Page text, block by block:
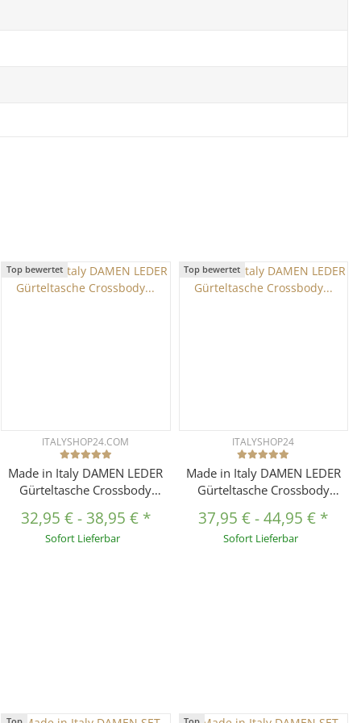
Top bewertet
ITALYSHOP24.COM
Made in Italy DAMEN LEDER
Gürteltasche Crossbody
Umhängetasche Brusttasche
CrossOver Bodybag
32,95 €-38,95 € *
Sofort Lieferbar
Top bewertet
ITALYSHOP24
Made in Italy DAMEN LEDER
Gürteltasche Crossbody
Hüfttasche Kunstfell
Umhängetasche Brusttasche
37,95 €-44,95 € *
Sofort Lieferbar